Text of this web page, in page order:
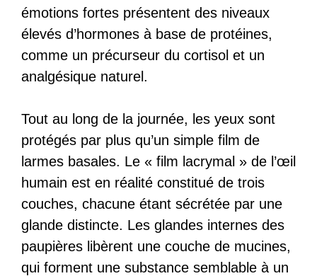
émotions fortes présentent des niveaux
élevés d’hormones à base de protéines,
comme un précurseur du cortisol et un
analgésique naturel.
Tout au long de la journée, les yeux sont
protégés par plus qu’un simple film de
larmes basales. Le « film lacrymal » de l’œil
humain est en réalité constitué de trois
couches, chacune étant sécrétée par une
glande distincte. Les glandes internes des
paupières libèrent une couche de mucines,
qui forment une substance semblable à un